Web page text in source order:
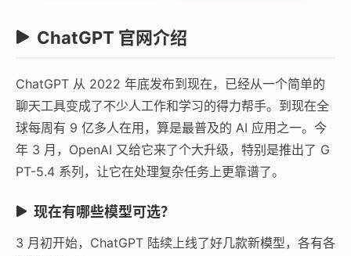
ChatGPT 官网介绍
ChatGPT 从 2022 年底发布到现在，已经从一个简单的
聊天工具变成了不少人工作和学习的得力帮手。到现在全
球每周有 9 亿多人在用，算是最普及的 AI 应用之一。今
年 3 月，OpenAI 又给它来了个大升级，特别是推出了 G
PT-5.4 系列，让它在处理复杂任务上更靠谱了。
现在有哪些模型可选？
3 月初开始，ChatGPT 陆续上线了好几款新模型，各有各